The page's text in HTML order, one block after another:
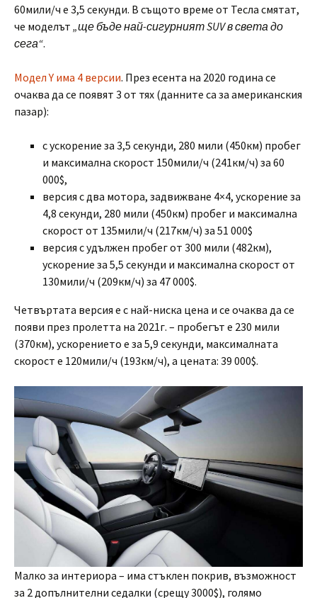
60мили/ч е 3,5 секунди. В същото време от Тесла смятат,
че моделът „ще бъде най-сигурният SUV в света до
сега“.
Модел Y има 4 версии. През есента на 2020 година се
очаква да се появят 3 от тях (данните са за американския
пазар):
с ускорение за 3,5 секунди, 280 мили (450км) пробег
и максимална скорост 150мили/ч (241км/ч) за 60
000$,
версия с два мотора, задвижване 4×4, ускорение за
4,8 секунди, 280 мили (450км) пробег и максимална
скорост от 135мили/ч (217км/ч) за 51 000$
версия с удължен пробег от 300 мили (482км),
ускорение за 5,5 секунди и максимална скорост от
130мили/ч (209км/ч) за 47 000$.
Четвъртата версия е с най-ниска цена и се очаква да се
появи през пролетта на 2021г. – пробегът е 230 мили
(370км), ускорението е за 5,9 секунди, максималната
скорост е 120мили/ч (193км/ч), а цената: 39 000$.
Малко за интериора – има стъклен покрив, възможност
за 2 допълнителни седалки (срещу 3000$), голямо